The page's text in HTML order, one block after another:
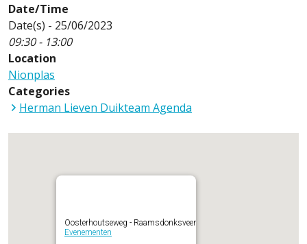
Date/Time
Date(s) - 25/06/2023
09:30 - 13:00
Location
Nionplas
Categories
Herman Lieven Duikteam Agenda
Oosterhoutseweg - Raamsdonksveer
Evenementen